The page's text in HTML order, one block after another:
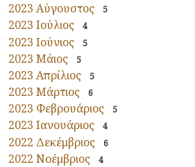
2023 Αύγουστος 5
2023 Ιούλιος 4
2023 Ιούνιος 5
2023 Μάιος 5
2023 Απρίλιος 5
2023 Μάρτιος 6
2023 Φεβρουάριος 5
2023 Ιανουάριος 4
2022 Δεκέμβριος 6
2022 Νοέμβριος 4